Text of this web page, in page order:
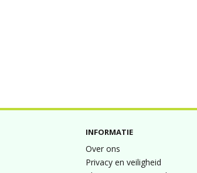
INFORMATIE
Over ons
Privacy en veiligheid